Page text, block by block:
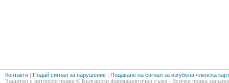
Контакти | Подай сигнал за нарушение | Подаване на сигнал за изгубена членска
Защитен с авторско право © Български фармацевтичен съюз - Всички права